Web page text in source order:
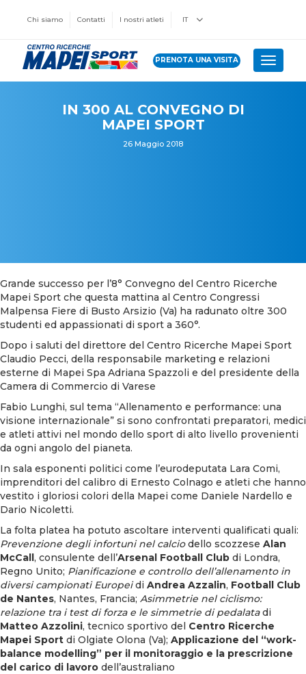
Chi siamo Contatti I nostri atleti IT
PRENOTA UNA VISITA Toggle
IN 300 AL CONVEGNO DI
MAPEI SPORT
26 Maggio 2018
Grande successo per l’8° Convegno del Centro Ricerche
Mapei Sport che questa mattina al Centro Congressi
Malpensa Fiere di Busto Arsizio (Va) ha radunato oltre 300
studenti ed appassionati di sport a 360°.
Dopo i saluti del direttore del Centro Ricerche Mapei Sport
Claudio Pecci, della responsabile marketing e relazioni
esterne di Mapei Spa Adriana Spazzoli e del presidente della
Camera di Commercio di Varese
Fabio Lunghi, sul tema “Allenamento e performance: una
visione internazionale” si sono confrontati preparatori, medici
e atleti attivi nel mondo dello sport di alto livello provenienti
da ogni angolo del pianeta.
In sala esponenti politici come l’eurodeputata Lara Comi,
imprenditori del calibro di Ernesto Colnago e atleti che hanno
vestito i gloriosi colori della Mapei come Daniele Nardello e
Dario Nicoletti.
La folta platea ha potuto ascoltare interventi qualificati quali:
Prevenzione degli infortuni nel calciodello scozzese Alan
McCall, consulente dell’Arsenal Football Club di Londra,
Regno Unito; Pianificazione e controllo dell’allenamento in
diversi campionati Europeidi Andrea Azzalin, Football Club
de Nantes, Nantes, Francia; Asimmetrie nel ciclismo:
relazione tra i test di forza e le simmetrie di pedalatadi
Matteo Azzolini, tecnico sportivo del Centro Ricerche
Mapei Sport di Olgiate Olona (Va); Applicazione del “work-
balance modelling” per il monitoraggio e la prescrizione
del carico di lavoro dell’australiano